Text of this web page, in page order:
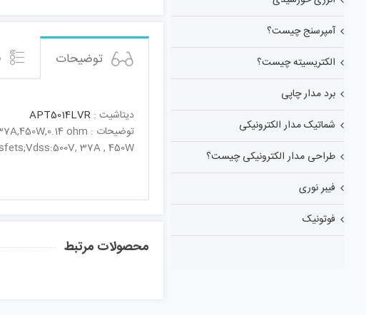
توضیحات
دیتاشیت : APT5014LVR
توضیحات : N-MOS,500V,37A,450W,0.14 ohm
37A , 450W
محصولات مرتبط
آمپرسنج چیست؟
الکتریسیته چیست؟
برد مدار چاپی
شماتیک مدار الکترونیکی
طراحی مدار الکترونیکی چیست؟
فیبر نوری
فوتونیک